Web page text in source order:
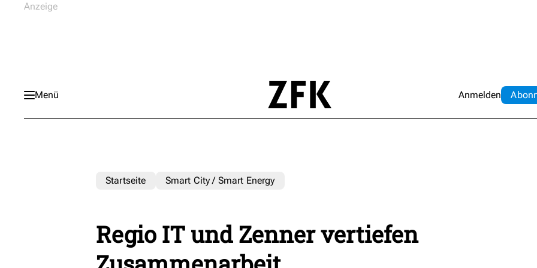
Menü Anmelden Abo
Startseite Smart City / Smart Energy
Regio IT und Zenner vertiefen